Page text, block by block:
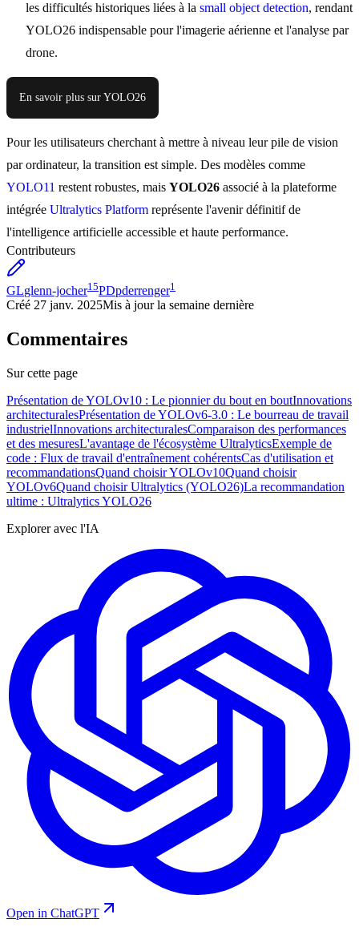
les difficultés historiques liées à la small object detection, rendant
YOLO26 indispensable pour l'imagerie aérienne et l'analyse par
drone.
En savoir plus sur YOLO26
Pour les utilisateurs cherchant à mettre à niveau leur pile de vision
par ordinateur, la transition est simple. Des modèles comme
YOLO11 restent robustes, mais YOLO26 associé à la plateforme
intégrée Ultralytics Platform représente l'avenir définitif de
l'intelligence artificielle accessible et haute performance.
Contributeurs
GLglenn-jocher15PDpderrenger1
Créé 27 janv. 2025Mis à jour la semaine dernière
Commentaires
Sur cette page
Présentation de YOLOv10 : Le pionnier du bout en boutInnovations
architecturalesPrésentation de YOLOv6-3.0 : Le bourreau de travail
industrielInnovations architecturalesComparaison des performances
et des mesuresL'avantage de l'écosystème UltralyticsExemple de
code : Flux de travail d'entraînement cohérentsCas d'utilisation et
recommandationsQuand choisir YOLOv10Quand choisir
YOLOv6Quand choisir Ultralytics (YOLO26)La recommandation
ultime : Ultralytics YOLO26
Explorer avec l'IA
Open in ChatGPT